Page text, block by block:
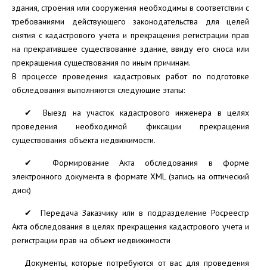
здания, строения или сооружения необходимы в соответствии с
требованиями действующего законодательства для целей
снятия с кадастрового учета и прекращения регистрации прав
на прекратившее существование здание, ввиду его сноса или
прекращения существования по иным причинам.
В процессе проведения кадастровых работ по подготовке
обследования выполняются следующие этапы:
✔ Выезд на участок кадастрового инженера в целях
проведения необходимой фиксации прекращения
существования объекта недвижимости.
✔ Формирование Акта обследования в форме
электронного документа в формате XML (запись на оптический
диск)
✔ Передача Заказчику или в подразделение Росреестр
Акта обследования в целях прекращения кадастрового учета и
регистрации прав на объект недвижимости
Документы, которые потребуются от вас для проведения